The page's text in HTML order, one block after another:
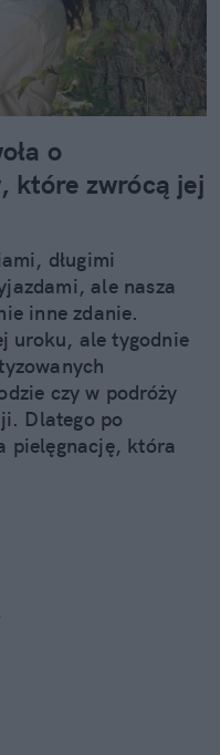
o
które zwrócą jej
długimi
ale nasza
inne zdanie.
uroku, ale tygodnie
czy w podróży
Dlatego po
pielęgnację, która
Adapt marki
równowagę.